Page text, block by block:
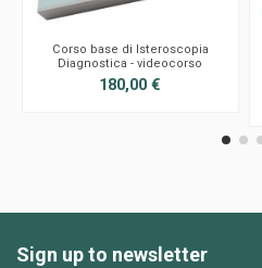
Corso base di Isteroscopia
Diagnostica - videocorso
180,00 €
Sign up to newsletter